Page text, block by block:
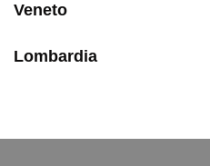
Veneto
Lombardia